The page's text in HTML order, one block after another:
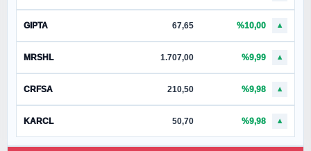
GIPTA 67,65 %10,00 ▲
MRSHL 1.707,00 %9,99 ▲
CRFSA 210,50 %9,98 ▲
KARCL 50,70 %9,98 ▲